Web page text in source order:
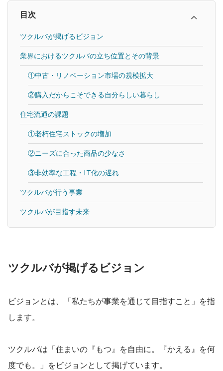
目次
ツクルバが掲げるビジョン
業界におけるツクルバの立ち位置とその背景
①中古・リノベーション市場の規模拡大
②購入だからこそできる自分らしい暮らし
住宅流通の課題
①老朽住宅ストックの増加
②ニーズに合った商品の少なさ
③非効率な工程・IT化の遅れ
ツクルバが行う事業
ツクルバが目指す未来
ツクルバが掲げるビジョン
ビジョンとは、「私たちが事業を通じて目指すこと」を指
します。
ツクルバは「住まいの『もつ』を自由に。『かえる』を何
度でも。」をビジョンとして掲げています。